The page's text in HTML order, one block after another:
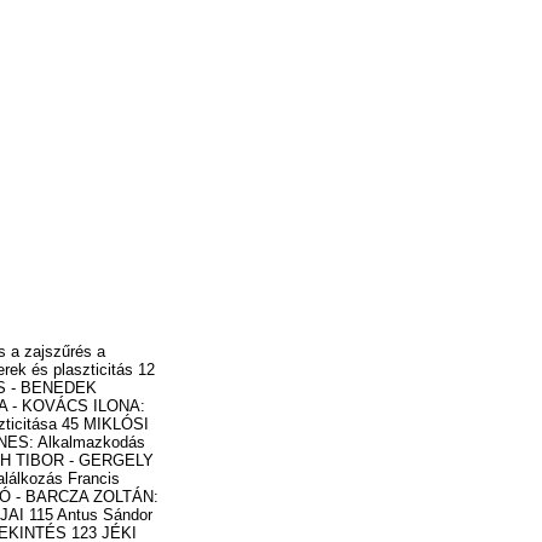
TÖRÖK ÁDÁM: A társadalomtudományok fejlődése és az akadémiai osztályszerkezet VÁMOS TIBOR: Pszeudodialógus a platóni Akadémia kései imitálójáról ÁDÁM GYÖRGY: "Ej, ráérünk arra még"? A JÖVŐ TUDÓSAI CSERMELY PÉTER: Bevezető TAKÁCS LÁSZLÓ: Az Eötvös József Collegiumról FARKAS ZSUZSANNA - VÖRÖS LÁSZLÓ: Az ELTE Bolyai Kollégium DÉKÁNY ANITA - LÉPHAFT ÁRON: Tehetségen innen, határon túl : A vajdasági Kutató Diák Mozgalom két éve KITEKINTÉS JÉKI LÁSZLÓ - GIMES JÚLIA: Kitekintés KÖNYVSZEMLE KAMPIS GYÖRGY: Hungarian Arts and Sciences BERÉNYI DÉNES: Handbook of Nuclear Chemistry BEDŐNÉ KÁROLY JUDIT: Borgulya Istvánné - Barakonyi Károly: Vállalati kultúra SÓTONYI PÉTER: Orvosi pszichológia PLÉH CSABA: Recepció és kreativitás 2005 / 6. sz. 661 IMMUNGENOMIKA - A GENOM ALAPÚ IMMUNOLÓGIA FALUS ANDRÁS: Immunomika: "Systems biology" és az immunológia jövője PROHÁSZKA ZOLTÁN: Jelezhető lesz-e a gyakori betegségekre való fogékonyság genetikai ismeretekkel? RAJNAVÖLGYI ÉVA: Immungenomika és tumor immunológia - két határterület mezsgyéjén